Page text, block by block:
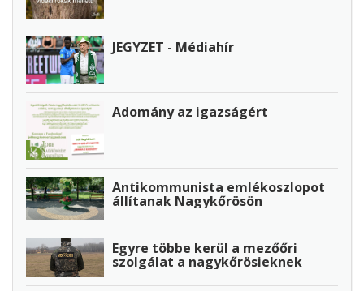
JEGYZET - Médiahír
Adomány az igazságért
Antikommunista emlékoszlopot
állítanak Nagykőrösön
Egyre többe kerül a mezőőri
szolgálat a nagykőrösieknek